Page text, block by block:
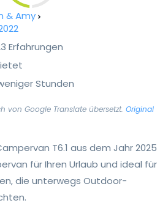
& Amy
Erfahrungen
Stunden
von Google Translate übersetzt. Original
T6.1 aus dem Jahr 2025
für Ihren Urlaub und ideal für
die unterwegs Outdoor-